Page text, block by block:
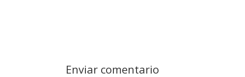
Enviar comentario